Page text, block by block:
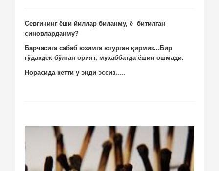
Севгининг ёши йиллар биланму, ё битилган
синовларданму?
Барчасига сабаб юзимга югурган қирмиз...Бир
гўдакдек бўлган орият, мухаббатда ёшин ошмади.
Норасида кетти у энди эссиз.....